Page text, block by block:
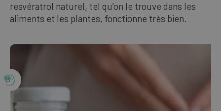
resvératrol naturel, tel qu’on le trouve dans les
aliments et les plantes, fonctionne très bien.